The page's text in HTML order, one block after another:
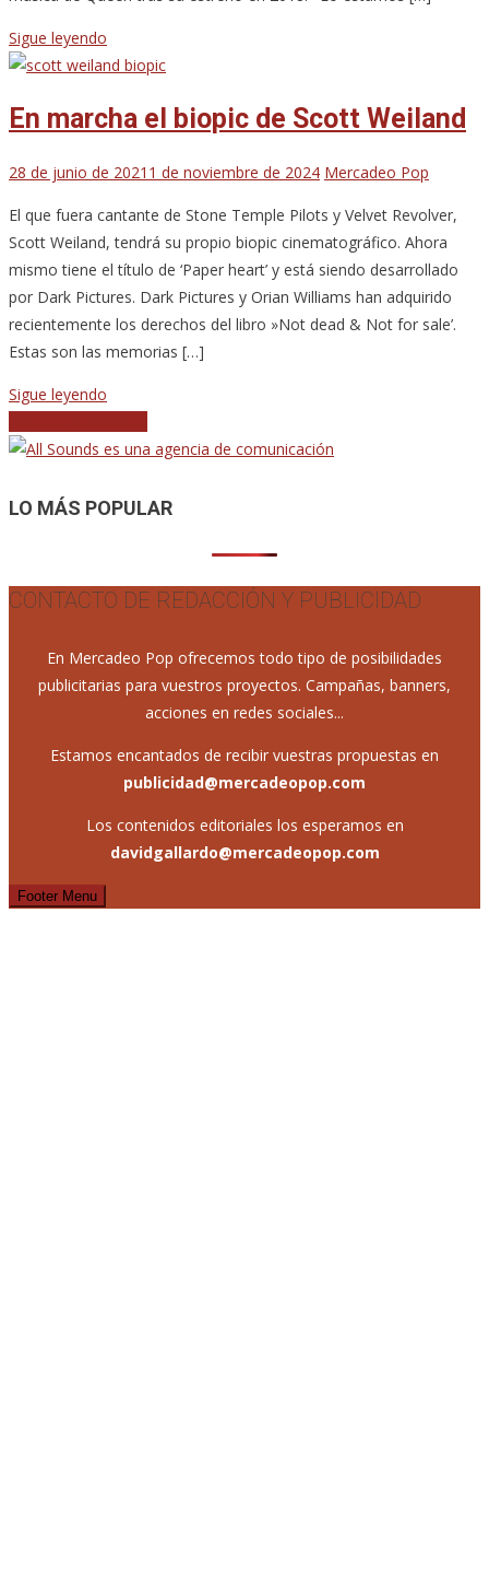
Sigue leyendo
En marcha el biopic de Scott Weiland
28 de junio de 2021 1 de noviembre de 2024 Mercadeo Pop
El que fuera cantante de Stone Temple Pilots y Velvet Revolver,
Scott Weiland, tendrá su propio biopic cinematográfico. Ahora
mismo tiene el título de ‘Paper heart’ y está siendo desarrollado
por Dark Pictures. Dark Pictures y Orian Williams han adquirido
recientemente los derechos del libro »Not dead & Not for sale’.
Estas son las memorias […]
Sigue leyendo
Navegación
de
entradas
LO MÁS POPULAR
CONTACTO DE REDACCIÓN Y PUBLICIDAD
En Mercadeo Pop ofrecemos todo tipo de posibilidades
publicitarias para vuestros proyectos. Campañas, banners,
acciones en redes sociales...
Estamos encantados de recibir vuestras propuestas en
publicidad@mercadeopop.com
Los contenidos editoriales los esperamos en
davidgallardo@mercadeopop.com
Footer Menu